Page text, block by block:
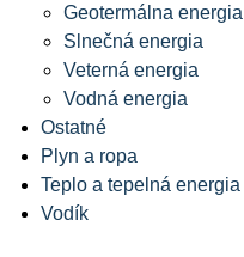
Geotermálna energia
Slnečná energia
Veterná energia
Vodná energia
Ostatné
Plyn a ropa
Teplo a tepelná energia
Vodík